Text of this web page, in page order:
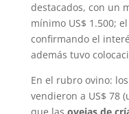
destacados, con un
mínimo US$ 1.500;
confirmando el
además tuvo
En el rubro ovino: los
vendieron a US$ 78